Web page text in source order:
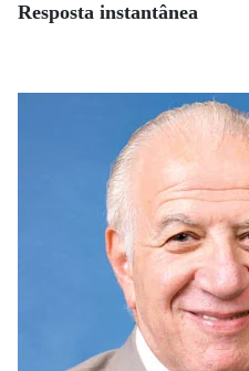
Resposta instantânea